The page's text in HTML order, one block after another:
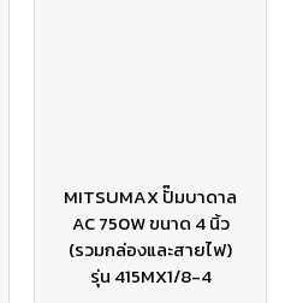
MITSUMAX ปั๊มบาดาล
AC 750W ขนาด 4 นิ้ว
(รวมกล่องและสายไฟ)
รุ่น 415MX1/8-4